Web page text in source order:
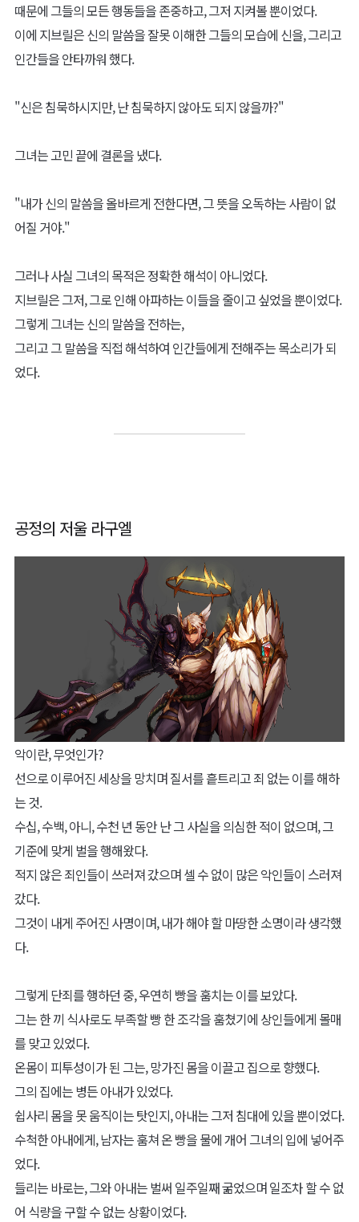
때문에 그들의 모든 행동들을 존중하고, 그저 지켜볼 뿐이었다.
이에 지브릴은 신의 말씀을 잘못 이해한 그들의 모습에 신을, 그리고
인간들을 안타까워 했다.
"신은 침묵하시지만, 난 침묵하지 않아도 되지 않을까?"
그녀는 고민 끝에 결론을 냈다.
"내가 신의 말씀을 올바르게 전한다면, 그 뜻을 오독하는 사람이 없
어질 거야."
그러나 사실 그녀의 목적은 정확한 해석이 아니었다.
지브릴은 그저, 그로 인해 아파하는 이들을 줄이고 싶었을 뿐이었다.
그렇게 그녀는 신의 말씀을 전하는,
그리고 그 말씀을 직접 해석하여 인간들에게 전해주는 목소리가 되
었다.
공정의 저울 라구엘
악이란, 무엇인가?
선으로 이루어진 세상을 망치며 질서를 흩트리고 죄 없는 이를 해하
는 것.
수십, 수백, 아니, 수천 년 동안 난 그 사실을 의심한 적이 없으며, 그
기준에 맞게 벌을 행해왔다.
적지 않은 죄인들이 쓰러져 갔으며 셀 수 없이 많은 악인들이 스러져
갔다.
그것이 내게 주어진 사명이며, 내가 해야 할 마땅한 소명이라 생각했
다.
그렇게 단죄를 행하던 중, 우연히 빵을 훔치는 이를 보았다.
그는 한 끼 식사로도 부족할 빵 한 조각을 훔쳤기에 상인들에게 몰매
를 맞고 있었다.
온몸이 피투성이가 된 그는, 망가진 몸을 이끌고 집으로 향했다.
그의 집에는 병든 아내가 있었다.
쉽사리 몸을 못 움직이는 탓인지, 아내는 그저 침대에 있을 뿐이었다.
수척한 아내에게, 남자는 훔쳐 온 빵을 물에 개어 그녀의 입에 넣어주
었다.
들리는 바로는, 그와 아내는 벌써 일주일째 굶었으며 일조차 할 수 없
어 식량을 구할 수 없는 상황이었다.